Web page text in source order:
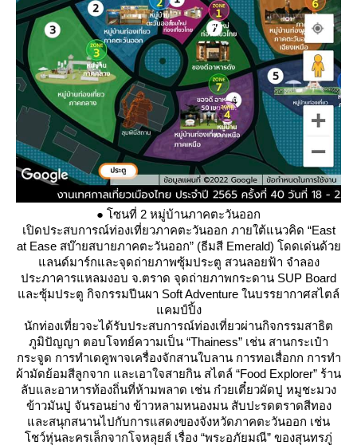
● โซนที่ 2 หมู่บ้านภาคตะวันออก
เปิดประสบการณ์ท่องเที่ยวภาคตะวันออก ภายใต้แนวคิด “East
at Ease สบ๊ายสบายภาคตะวันออก” (ธีมสี Emerald) โดดเด่นด้ว
ลนด์มาร์กและจุดถ่ายภาพซุ้มประตู สวนลอยฟ้า จำลอง
ประภาคารแหลมงอบ จ.ตราด จุดถ่ายภาพกระดาน SUP Board
ละซุ้มประตู กิจกรรมปีนผา Soft Adventure ในบรรยากาศสไตล์
คมป์ปิ้ง
นักท่องเที่ยวจะได้รับประสบการณ์ท่องเที่ยวผ่านกิจกรรมสาธิต
ภูมิปัญญา ตอบโจทย์ความเป็น “Thainess” เช่น สานกระเป๋า
กระจูด การทำเดคูพาจเครื่องจักสานใบลาน การทอเสื่อกก การทำ
ผ้ามัดย้อมสีลูกจาก และเอาใจสายกิน สไตล์ “Food Explorer” ร้าน
ลับและอาหารท้องถิ่นที่ห้ามพลาด เช่น ก๋วยเตี๋ยวผัดปู หมูชะมวง
ข้าวมันปู จันรอนย่าง ข้าวหลามหนองมน สับปะรดตราดสีทอง
ละสนุกสนานไปกับการแสดงของจังหวัดภาคตะวันออก เช่น
ชว์หุ่นละครเล็กจากโจหลุยส์ เรื่อง “พระอภัยมณี” ของสุนทรภู่